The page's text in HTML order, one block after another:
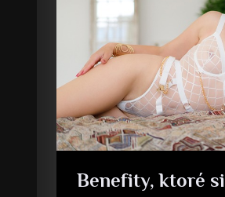
Benefity, ktoré